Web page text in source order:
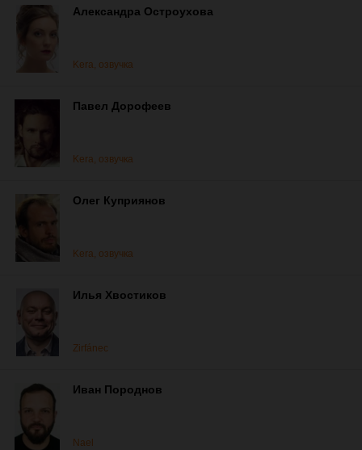
Александра Остроухова
Kera, озвучка
Павел Дорофеев
Kera, озвучка
Олег Куприянов
Kera, озвучка
Илья Хвостиков
Zirfánec
Иван Породнов
Nael